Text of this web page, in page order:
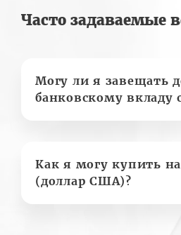
Часто задаваемые
Могу ли я завещать
банковскому вкладу
Как я могу купить
(доллар США)?